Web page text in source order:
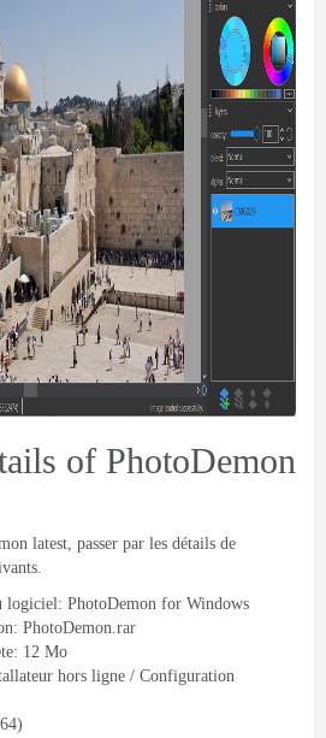
of PhotoDemon
latest, passer par les détails de
logiciel: PhotoDemon for Windows
PhotoDemon.rar
12 Mo
hors ligne / Configuration